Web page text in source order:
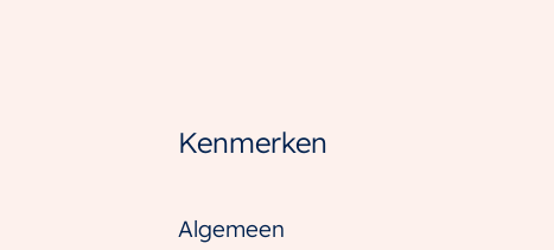
zijn niet inbegrepen in de V.O.N.
Kenmerken
Algemeen